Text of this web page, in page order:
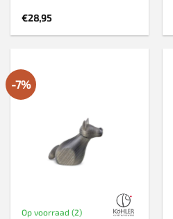
€28,95
-7%
Op voorraad (2)